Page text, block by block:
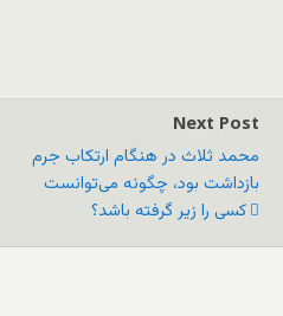
Next Post
محمد ثلاث در هنگام ارتکاب جرم
بازداشت بود، چگونه می‌توانست
کسی را زیر گرفته باشد؟